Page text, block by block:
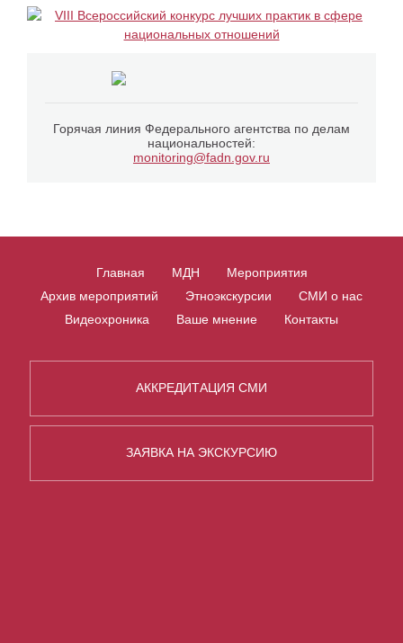
Горячая линия Федерального агентства по делам
национальностей:
monitoring@fadn.gov.ru
Главная МДН
Мероприятия
Архив мероприятий
Этноэкскурсии
СМИ о нас
Видеохроника
Ваше мнение Контакты
АККРЕДИТАЦИЯ СМИ
ЗАЯВКА НА ЭКСКУРСИЮ